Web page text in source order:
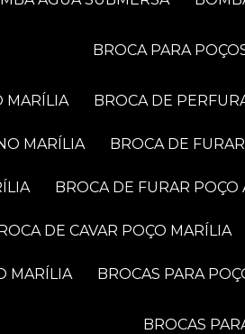
BROCA PARA
MARÍLIA BROCA DE
MARÍLIA BROCA DE
BROCA DE FURAR
DE CAVAR POÇO MARÍLIA
MARÍLIA BROCAS PARA
BROCAS